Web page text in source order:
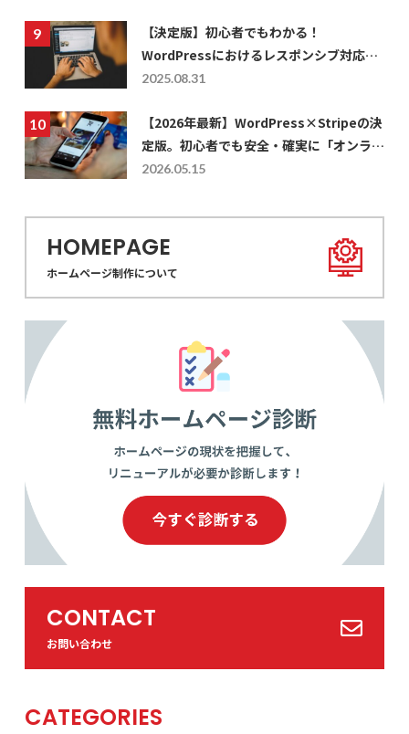
【決定版】初心者でもわかる！
WordPressにおけるレスポンシブ対応の
仕方を徹底解説
2025.08.31
【2026年最新】WordPress×Stripeの決
定版。初心者でも安全・確実に「オンライ
ン決済」を実装する設計値と活用術
2026.05.15
HOMEPAGE
ホームページ制作について
CONTACT
お問い合わせ
CATEGORIES